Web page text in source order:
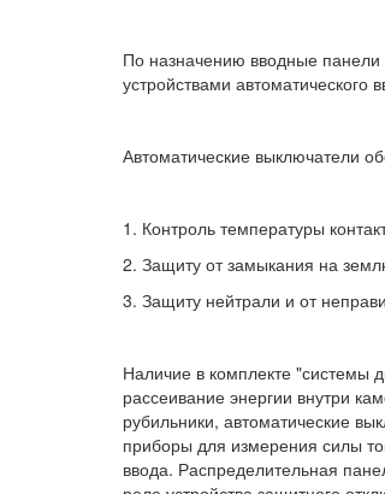
По назначению вводные
устройствами
Автоматические выключатели
1. Контроль температуры
2. Защиту от замыкания на
3. Защиту нейтрали и от
Наличие в комплекте "системы
рассеивание энергии внутри
рубильники, автоматические
приборы для измерения силы
ввода. Распределительная